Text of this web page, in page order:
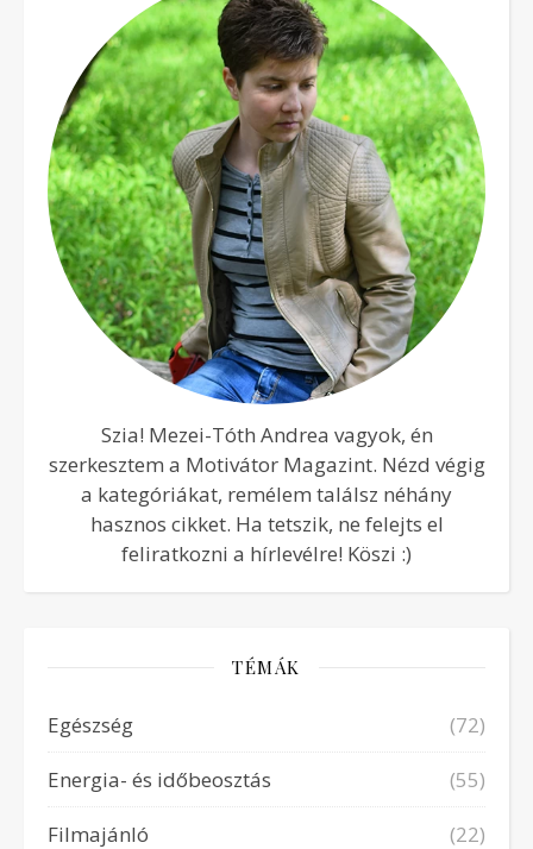
Szia! Mezei-Tóth Andrea vagyok, én
szerkesztem a Motivátor Magazint. Nézd végig
a kategóriákat, remélem találsz néhány
hasznos cikket. Ha tetszik, ne felejts el
feliratkozni a hírlevélre! Köszi :)
TÉMÁK
Egészség
(72)
Energia- és időbeosztás
(55)
Filmajánló
(22)